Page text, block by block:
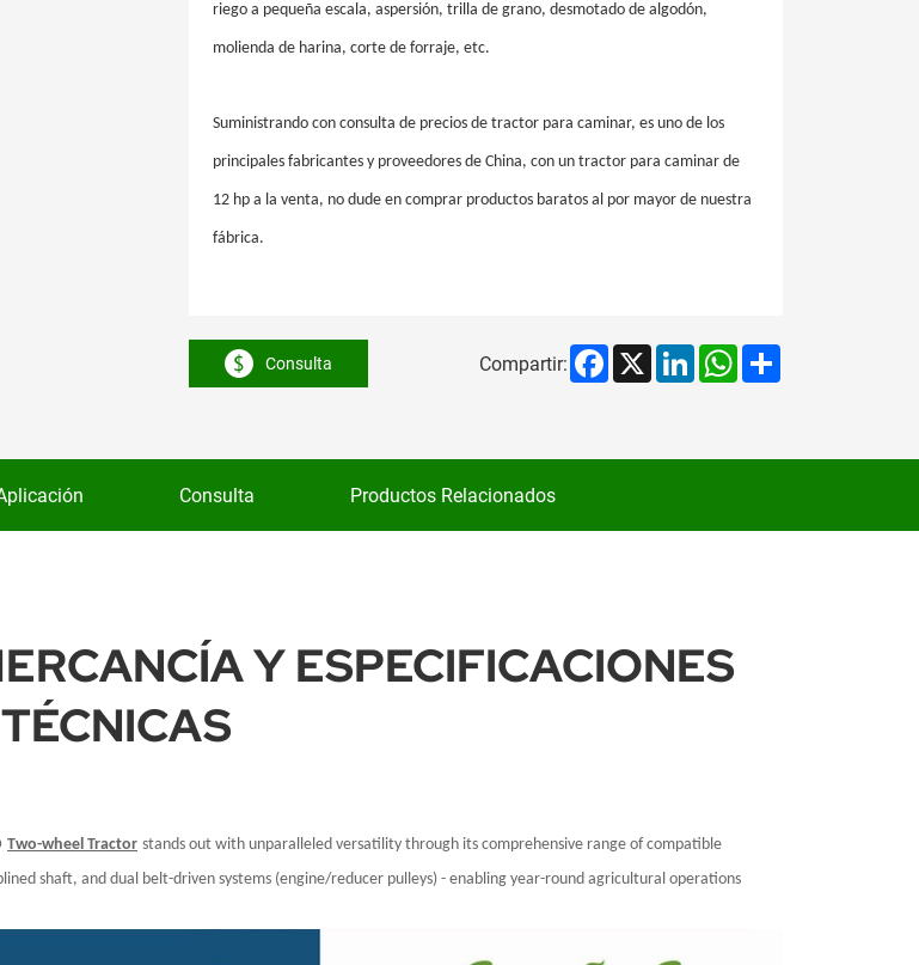
riego a pequeña escala, aspersión, trilla de grano, desmotado de algodón,
molienda de harina, corte de forraje, etc.
Suministrando con consulta de precios de tractor para caminar, es uno de los
principales fabricantes y proveedores de China, con un tractor para caminar de
12 hp a la venta, no dude en comprar productos baratos al por mayor de nuestra
fábrica.
Consulta Compartir: Facebook
X LinkedInWhatsApp
Share
Consulta Productos Relacionados
Y ESPECIFICACIONES
TÉCNICAS
Two-wheel Tractor stands out with unparalleled versatility through its comprehensive range of compatible
shaft, and dual belt-driven systems (engine/reducer pulleys) - enabling year-round agricultural operations